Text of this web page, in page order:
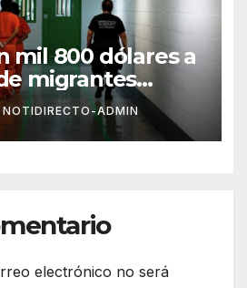
mil 800 dólares a
migrantes
Estados Unidos;
NOTIDIRECTO-ADMIN
electrónico no será